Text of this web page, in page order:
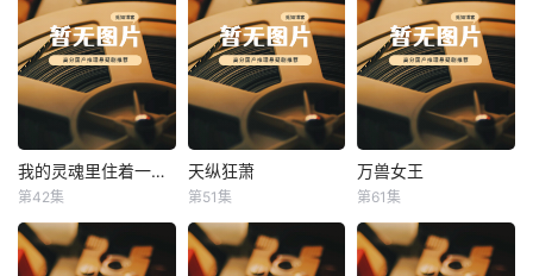
我的灵魂里住着一条龙 我的灵魂里住着一条龙
第42集
天纵狂萧
天纵狂萧
第51集
万兽女王
万兽女王
第61集